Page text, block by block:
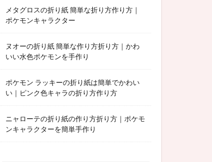
メタグロスの折り紙 簡単な折り方作り方｜
ポケモンキャラクター
ヌオーの折り紙 簡単な作り方折り方｜かわ
いい水色ポケモンを手作り
ポケモン ラッキーの折り紙は簡単でかわい
い｜ピンク色キャラの折り方作り方
ニャローテの折り紙の作り方折り方｜ポケモ
ンキャラクターを簡単手作り